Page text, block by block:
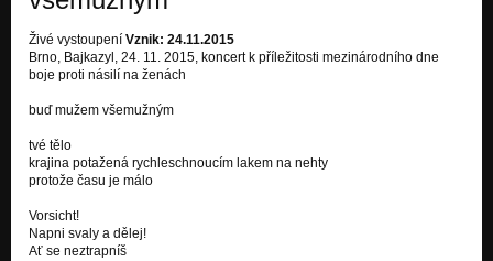
Nezařazeno
Kámen - živě z rádia Proglas
Nezařazeno
Běžecká hymna
Nezařazeno
Nezařazeno
Živé vystoupení Vznik: 24.11.2015
Brno, Bajkazyl, 24. 11. 2015, koncert k příležitosti mezinárodního dne
boje proti násilí na ženách
buď mužem všemužným
tvé tělo
krajina potažená rychleschnoucím lakem na nehty
protože času je málo
Vorsicht!
Napni svaly a dělej!
Ať se neztrapníš